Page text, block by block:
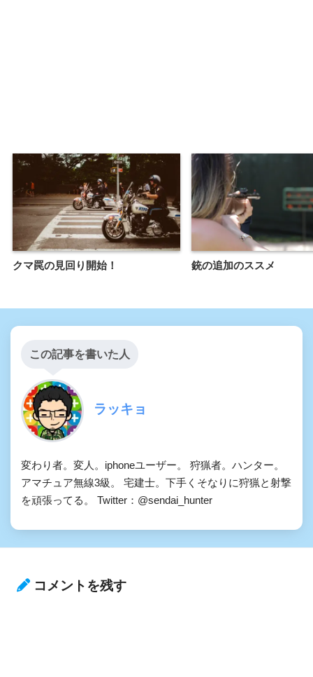
クマ罠の見回り開始！ 銃の追加のススメ
この記事を書いた人
ラッキョ
変わり者。変人。iphoneユーザー。 狩猟者。ハンター。
アマチュア無線3級。 宅建士。下手くそなりに狩猟と射撃
を頑張ってる。 Twitter：@sendai_hunter
コメントを残す